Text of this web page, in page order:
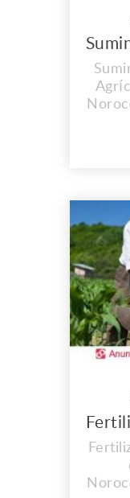
los
es la